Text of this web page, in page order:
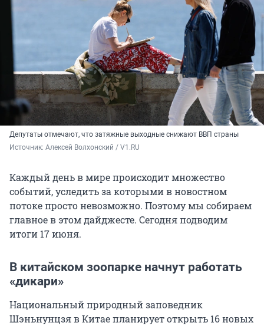
Депутаты отмечают, что затяжные выходные снижают ВВП страны
Источник: Алексей Волхонский / V1.RU
Каждый день в мире происходит множество
событий, уследить за которыми в новостном
потоке просто невозможно. Поэтому мы собираем
главное в этом дайджесте. Сегодня подводим
итоги 17 июня.
В китайском зоопарке начнут работать
«дикари»
Национальный природный заповедник
Шэньнунцзя в Китае планирует открыть 16 новых